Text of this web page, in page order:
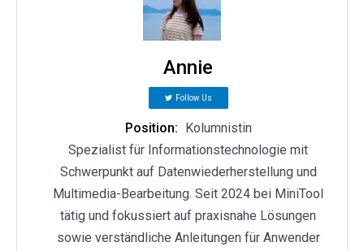
Annie
Follow Us
Position: Kolumnistin
Spezialist für Informationstechnologie mit
Schwerpunkt auf Datenwiederherstellung und
Multimedia-Bearbeitung. Seit 2024 bei MiniTool
tätig und fokussiert auf praxisnahe Lösungen
sowie verständliche Anleitungen für Anwender